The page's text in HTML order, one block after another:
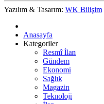
Yazılım & Tasarım: WK Bilişim
Anasayfa
Kategoriler
Resmî İlan
Gündem
Ekonomi
Sağlık
Magazin
Teknoloji